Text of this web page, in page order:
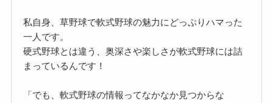
私自身、草野球で軟式野球の魅力にどっぷりハマった
一人です。
硬式野球とは違う、奥深さや楽しさが軟式野球には詰
まっているんです！
「でも、軟式野球の情報ってなかなか見つからな